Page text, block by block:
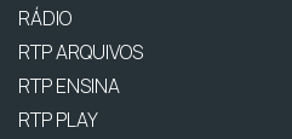
RÁDIO
RTP ARQUIVOS
RTP ENSINA
RTP PLAY